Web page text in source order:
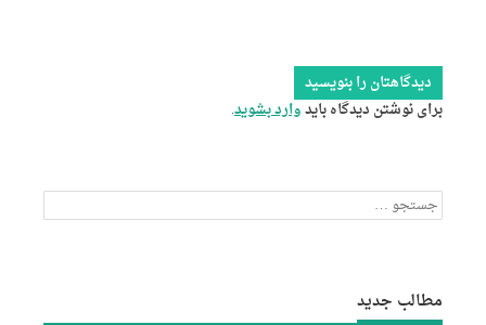
دیدگاهتان را بنویسید
برای نوشتن دیدگاه بایدوارد بشوید.
جستجو
برای:
مطالب جدید